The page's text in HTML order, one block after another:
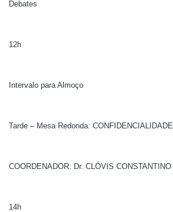
Debates
12h
Intervalo para Almoço
Tarde – Mesa Redonda: CONFIDENCIALIDADE
COORDENADOR: Dr. CLÓVIS CONSTANTINO
14h